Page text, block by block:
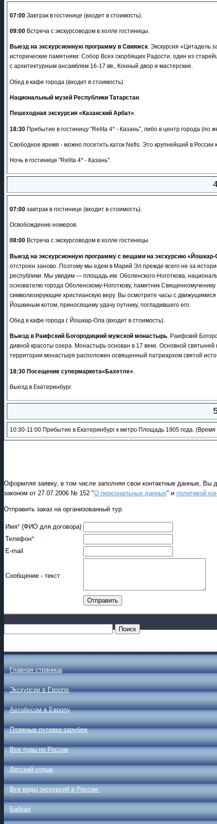
07:00 Завтрак в гостинице (входит в стоимость).
09:00 Встреча с экскурсоводом в холле гостиницы.
Выезд на экскурсионную программу в Свияжск. Экскурсия «Цитадель
исторические памятники: Собор Всех скорбящих Радости, один из
с архитектурным ансамблем 16-17 вв., Конный двор и мастерские.
Обед в кафе города (входит в стоимость).
Национальный музей Республики Татарстан.
Пешеходная экскурсия «Казанский Арбат».
18:30 Прибытие в гостиницу "Relita 4* - Казань", либо в центр города (по
Свободное время - можно посетить каток Nefis. Это крупнейший в
Ночь в гостинице "Relita 4* - Казань".
07:00 завтрак в гостинице (входит в стоимость).
Освобождение номеров.
08:00 Встреча с экскурсоводом в холле гостиницы.
Выезд на экскурсионную программу с вещами на экскурсию
отстроен заново. Поэтому мы едем в Марий Эл прежде всего не за
республики. Мы увидим — площадь им. Оболенского-Ноготкова,
основателю города Оболенскому-Ноготкову, памятник
символизирующие христианскую веру. Вы осмотрите часы с
Йошкиным котом, приносящему удачу путнику, погладившего его.
Обед в кафе города г. Йошкар-Ола (входит в стоимость).
Выезд в Раифский Богородицкий мужской монастырь. Раифский
дивной красоты озера. Монастырь основан в 17 веке. Основной
территории монастыря расположен освященный патриархом святой
18:30 Посещение супермаркета«Бахетле»
Выезд в Екатеринбург.
10:30-11:00 Прибытие в Екатеринбург к метро Площадь 1905 года.
Оформляя заявку, в том числе заполняя свои контактные данные, Вы
законом от 27.07.2006 № 152 "О персональных данных" и политикой
Отправить заказ на организованный тур.
Имя* (ФИО для договора)
Телефон*
E-mail
Сообщение - текст
Главная страница
Экскурсии в Европе
Автобусом в Европу
Пляжные путевки зарубеж
Все туры по России
Детский отдых
Все виды экскурсий в России:
Байкал